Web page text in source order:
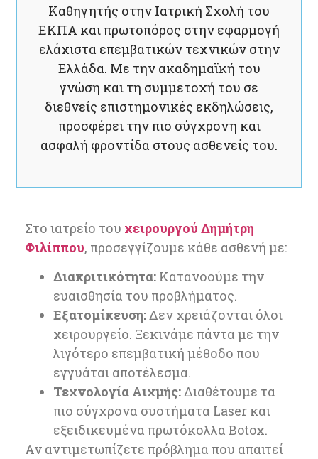
Καθηγητής στην Ιατρική Σχολή του
ΕΚΠΑ και πρωτοπόρος στην εφαρμογή
ελάχιστα επεμβατικών τεχνικών στην
Ελλάδα. Με την ακαδημαϊκή του
γνώση και τη συμμετοχή του σε
διεθνείς επιστημονικές εκδηλώσεις,
προσφέρει την πιο σύγχρονη και
ασφαλή φροντίδα στους ασθενείς του.
Στο ιατρείο του χειρουργού Δημήτρη
Φιλίππου, προσεγγίζουμε κάθε ασθενή με:
Διακριτικότητα: Κατανοούμε την
ευαισθησία του προβλήματος.
Εξατομίκευση:Δεν χρειάζονται όλοι
χειρουργείο. Ξεκινάμε πάντα με την
λιγότερο επεμβατική μέθοδο που
εγγυάται αποτέλεσμα.
Τεχνολογία Αιχμής:Διαθέτουμε τα
πιο σύγχρονα συστήματα Laser και
εξειδικευμένα πρωτόκολλα Botox.
Αν αντιμετωπίζετε πρόβλημα που απαιτεί